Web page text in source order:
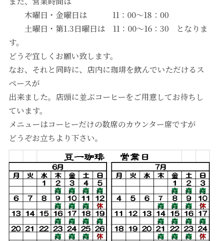
木曜日・金曜日は 11：00～18：00
土曜日・第1.3日曜日は 11：00～16：30 となりま
す。
どうぞ宜しくお願い致します。
なお、それと同時に、店内に珈琲を飲んでいただけるス
ペースが
出来ました。店頭に並ぶコーヒーをご用意してお待ちし
ています。
メニューはコーヒーだけの数席のカウンター席ですが
どうぞお立ちより下さい。